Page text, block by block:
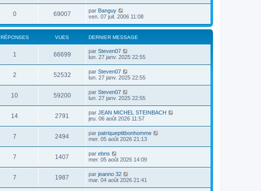
0 69007 par Banguy
ven. 07 juil. 2006 11:08
RÉPONSES VUES DERNIER MESSAGE
1 66699 par Steven07
lun. 27 janv. 2025 22:55
2 52532 par Steven07
lun. 27 janv. 2025 22:55
10 59200 par Steven07
lun. 27 janv. 2025 22:55
14 2791 par JEAN MICHEL STEINBACH
jeu. 06 août 2026 11:57
7 2494 par patriqueptitbonhomme
mer. 05 août 2026 21:13
7 1407 par ebns
mer. 05 août 2026 14:09
7 1987 par jeanno 32
mar. 04 août 2026 21:41